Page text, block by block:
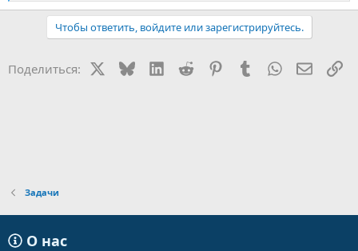
е
и
Чтобы ответить, войдите или зарегистрируйтесь.
Поделиться: BlueskyLinkedIn
Reddit PinterestTumblr WhatsApp
Задачи
О нас